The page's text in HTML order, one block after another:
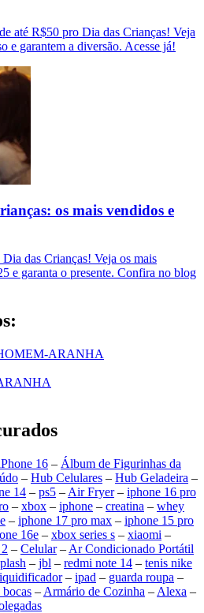
até R$50 pro Dia das Crianças! Veja
e garantem a diversão. Acesse já!
os mais vendidos e
das Crianças! Veja os mais
e garanta o presente. Confira no blog
ARANHA
16 – Álbum de Figurinhas da
– Hub Celulares – Hub Geladeira –
14 – ps5 – Air Fryer– iphone 16 pro
– xbox – iphone – creatina – whey
– iphone 17 pro max – iphone 15 pro
16e – xbox series s – xiaomi –
– Celular– Ar Condicionado Portátil
– jbl – redmi note 14 – tenis nike
– ipad – guarda roupa –
– Armário de Cozinha – Alexa –